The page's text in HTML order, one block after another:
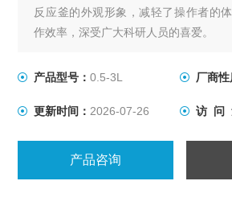
反应釜的外观形象，减轻了操作者的
作效率，深受广大科研人员的喜爱。
产品型号：0.5-3L 厂商性
更新时间： 2026-07-26 访 问
产品咨询